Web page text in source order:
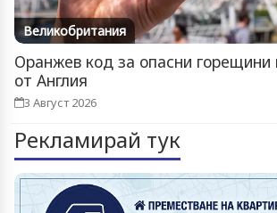
Великобритания
Оранжев код за опасни горещини
от Англия
3 Август 2026
Рекламирай тук